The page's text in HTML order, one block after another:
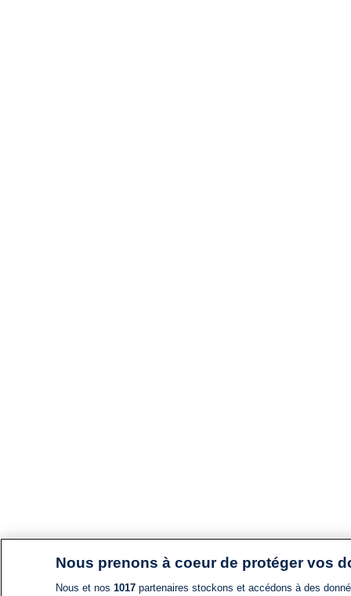
Nous prenons à coeur de protéger vos
Nous et nos 1017partenaires stockons et accédons à des